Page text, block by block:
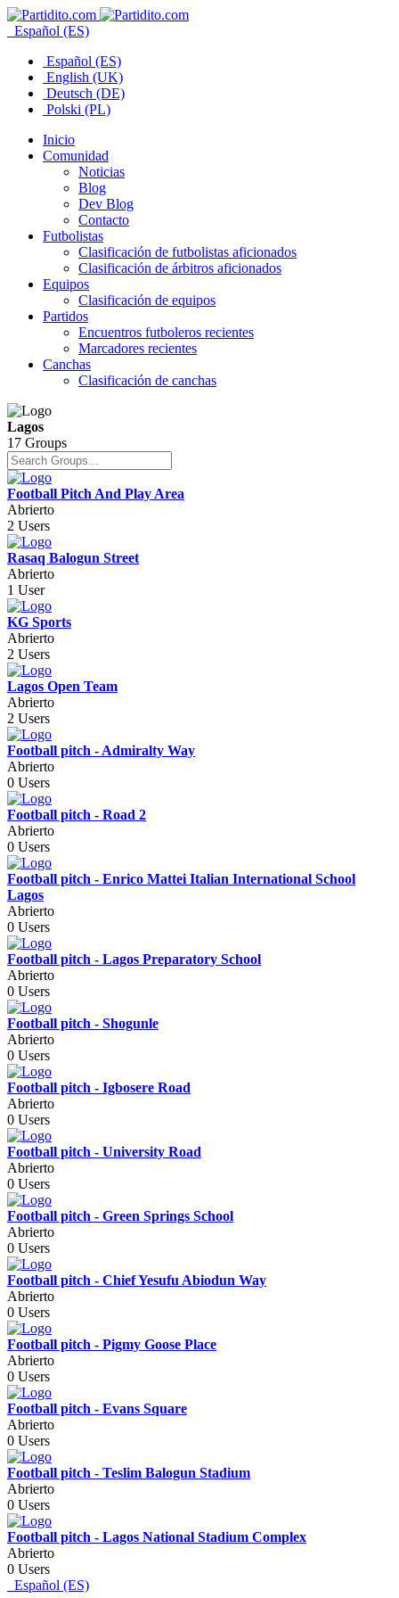
Español (ES)
Español (ES)
English (UK)
Deutsch (DE)
Polski (PL)
Inicio
Comunidad
Noticias
Blog
Dev Blog
Contacto
Futbolistas
Clasificación de futbolistas aficionados
Clasificación de árbitros aficionados
Equipos
Clasificación de equipos
Partidos
Encuentros futboleros recientes
Marcadores recientes
Canchas
Clasificación de canchas
Lagos
17 Groups
Football Pitch And Play Area
Abrierto
2 Users
Rasaq Balogun Street
Abrierto
1 User
KG Sports
Abrierto
2 Users
Lagos Open Team
Abrierto
2 Users
Football pitch - Admiralty Way
Abrierto
0 Users
Football pitch - Road 2
Abrierto
0 Users
Football pitch - Enrico Mattei Italian International School
Lagos
Abrierto
0 Users
Football pitch - Lagos Preparatory School
Abrierto
0 Users
Football pitch - Shogunle
Abrierto
0 Users
Football pitch - Igbosere Road
Abrierto
0 Users
Football pitch - University Road
Abrierto
0 Users
Football pitch - Green Springs School
Abrierto
0 Users
Football pitch - Chief Yesufu Abiodun Way
Abrierto
0 Users
Football pitch - Pigmy Goose Place
Abrierto
0 Users
Football pitch - Evans Square
Abrierto
0 Users
Football pitch - Teslim Balogun Stadium
Abrierto
0 Users
Football pitch - Lagos National Stadium Complex
Abrierto
0 Users
Español (ES)